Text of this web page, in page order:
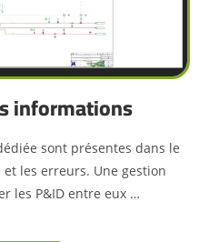
informations
sont présentes dans le
les erreurs. Une gestion
les P&ID entre eux …